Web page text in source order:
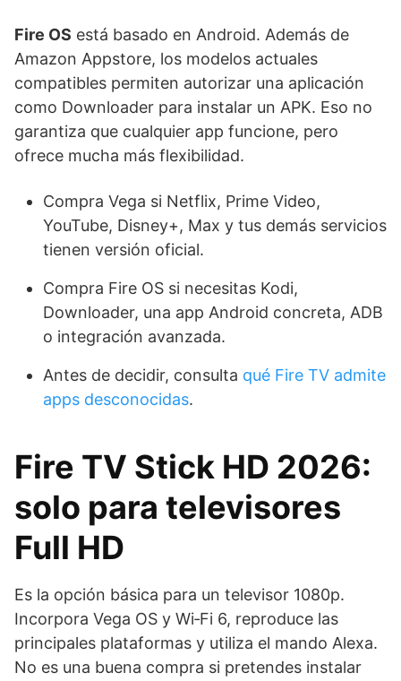
Fire OS está basado en Android. Además de
Amazon Appstore, los modelos actuales
compatibles permiten autorizar una aplicación
como Downloader para instalar un APK. Eso no
garantiza que cualquier app funcione, pero
ofrece mucha más flexibilidad.
Compra Vega si Netflix, Prime Video,
YouTube, Disney+, Max y tus demás servicios
tienen versión oficial.
Compra Fire OS si necesitas Kodi,
Downloader, una app Android concreta, ADB
o integración avanzada.
Antes de decidir, consulta qué Fire TV admite
apps desconocidas.
Fire TV Stick HD 2026:
solo para televisores
Full HD
Es la opción básica para un televisor 1080p.
Incorpora Vega OS y Wi‑Fi 6, reproduce las
principales plataformas y utiliza el mando Alexa.
No es una buena compra si pretendes instalar